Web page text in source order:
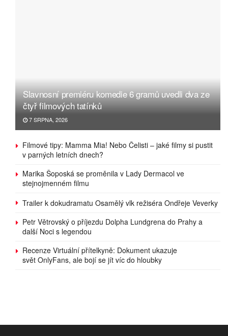
Slavnosní premiéru komedie 6 gramů uvedli dva ze
čtyř filmových tatínků
7 SRPNA, 2026
Filmové tipy: Mamma Mia! Nebo Čelisti – jaké filmy si pustit
v parných letních dnech?
Marika Šoposká se proměnila v Lady Dermacol ve
stejnojmenném filmu
Trailer k dokudramatu Osamělý vlk režiséra Ondřeje Veverky
Petr Větrovský o příjezdu Dolpha Lundgrena do Prahy a
další Noci s legendou
Recenze Virtuální přítelkyně: Dokument ukazuje
svět OnlyFans, ale bojí se jít víc do hloubky